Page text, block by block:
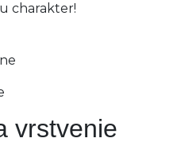
charakter!
vrstvenie